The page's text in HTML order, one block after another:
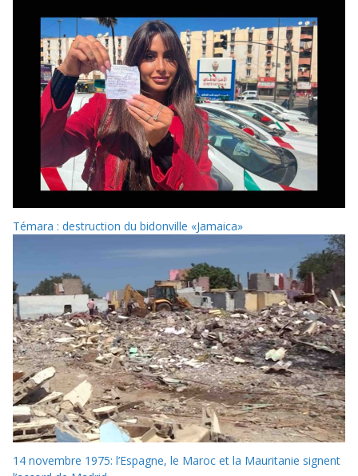
Témara : destruction du bidonville «Jamaica»
14 novembre 1975: l’Espagne, le Maroc et la Mauritanie signent